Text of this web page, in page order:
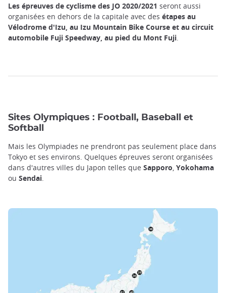
Les épreuves de cyclisme des JO 2020/2021 seront aussi
organisées en dehors de la capitale avec des étapes au
Vélodrome d'Izu, au Izu Mountain Bike Course et au circuit
automobile Fuji Speedway, au pied du Mont Fuji
Sites Olympiques : Football, Baseball et
Softball
Mais les Olympiades ne prendront pas seulement place dans
Tokyo et ses environs. Quelques épreuves seront organisées
dans d'autres villes du Japon telles que Sapporo Yokohama
ou Sendai